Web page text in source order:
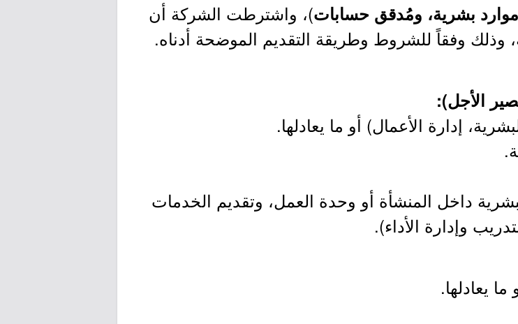
بشرية، ومُدقق حسابات)، واشترطت الشركة أن
وذلك وفقاً للشروط وطريقة التقديم الموضحة أدناه.
إدارة الأعمال) أو ما يعادلها.
داخل المنشأة أو وحدة العمل، وتقديم الخدمات
وإدارة الأداء).
يعادلها.